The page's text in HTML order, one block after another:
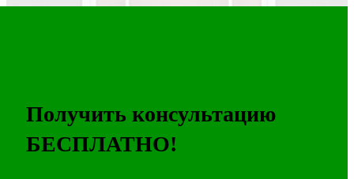
Получить консультацию
БЕСПЛАТНО!